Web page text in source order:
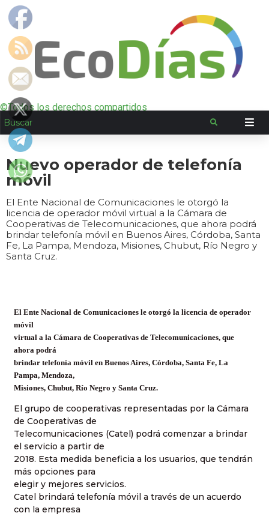
©Todos los derechos compartidos
Nuevo operador de telefonía
móvil
El Ente Nacional de Comunicaciones le otorgó la
licencia de operador móvil virtual a la Cámara de
Cooperativas de Telecomunicaciones, que ahora podrá
brindar telefonía móvil en Buenos Aires, Córdoba, Santa
Fe, La Pampa, Mendoza, Misiones, Chubut, Río Negro y
Santa Cruz.
El Ente Nacional de Comunicaciones le otorgó la licencia de operador
móvil
virtual a la Cámara de Cooperativas de Telecomunicaciones, que
ahora podrá
brindar telefonía móvil en Buenos Aires, Córdoba, Santa Fe, La
Pampa, Mendoza,
Misiones, Chubut, Río Negro y Santa Cruz.
El grupo de cooperativas representadas por la Cámara
de Cooperativas de
Telecomunicaciones (Catel) podrá comenzar a brindar
el servicio a partir de
2018. Esta medida beneficia a los usuarios, que tendrán
más opciones para
elegir y mejores servicios.
Catel brindará telefonía móvil a través de un acuerdo
con la empresa